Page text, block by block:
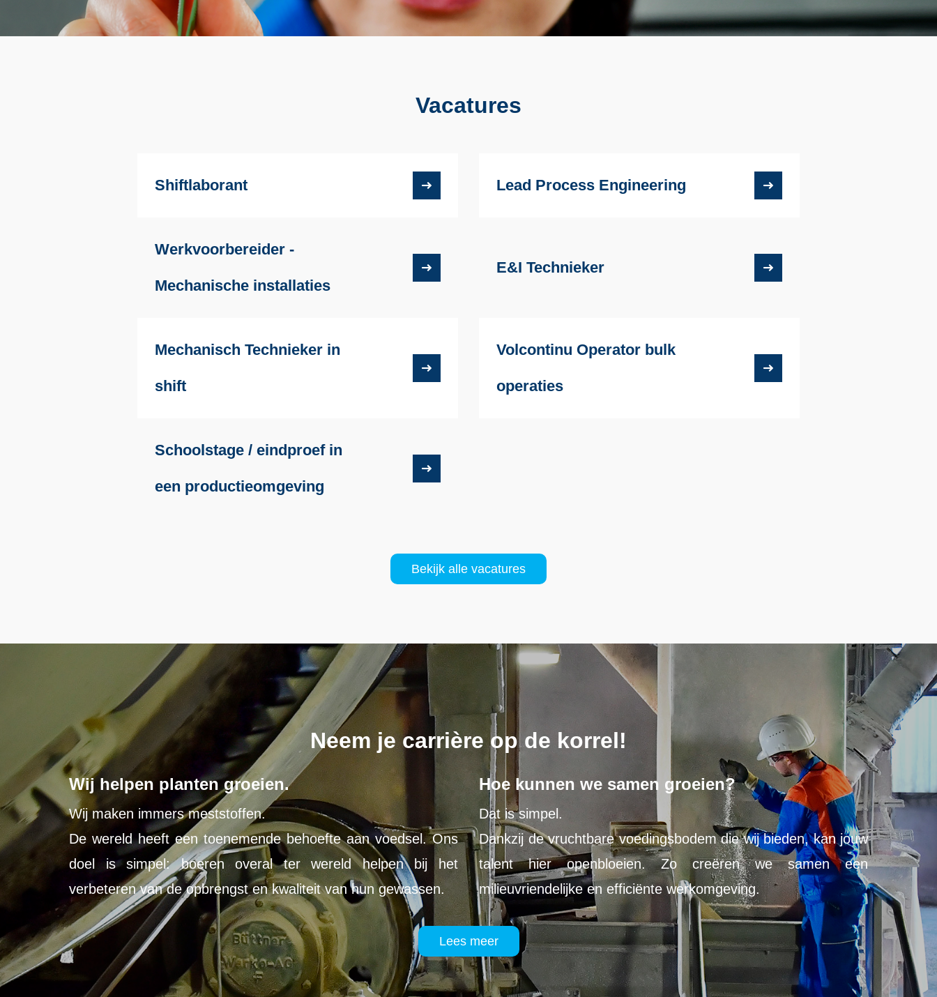
Vacatures
Shiftlaborant Lead Process Engineering
Werkvoorbereider -
Mechanische installaties
E&I Technieker
Mechanisch Technieker in
shift
Volcontinu Operator bulk
operaties
Schoolstage / eindproef in
een productieomgeving
Bekijk alle vacatures
Neem je carrière op de korrel!
Wij helpen planten groeien.
Wij maken immers meststoffen.
De wereld heeft een toenemende behoefte aan voedsel. Ons
doel is simpel: boeren overal ter wereld helpen bij het
verbeteren van de opbrengst en kwaliteit van hun gewassen.
Hoe kunnen we samen groeien?
Dat is simpel.
Dankzij de vruchtbare voedingsbodem die wij bieden, kan jouw
talent hier openbloeien. Zo creëren we samen een
milieuvriendelijke en efficiënte werkomgeving.
Lees meer